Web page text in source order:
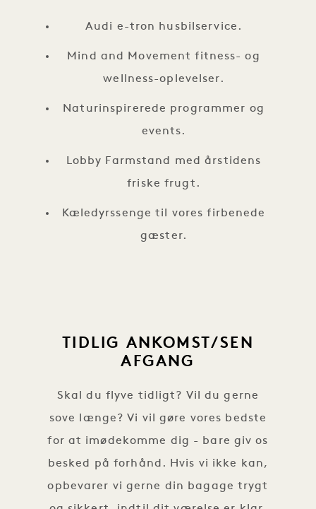
Audi e-tron husbilservice.
Mind and Movement fitness- og
wellness-oplevelser.
Naturinspirerede programmer og
events.
Lobby Farmstand med årstidens
friske frugt.
Kæledyrssenge til vores firbenede
gæster.
TIDLIG ANKOMST/SEN
AFGANG
Skal du flyve tidligt? Vil du gerne
sove længe? Vi vil gøre vores bedste
for at imødekomme dig - bare giv os
besked på forhånd. Hvis vi ikke kan,
opbevarer vi gerne din bagage trygt